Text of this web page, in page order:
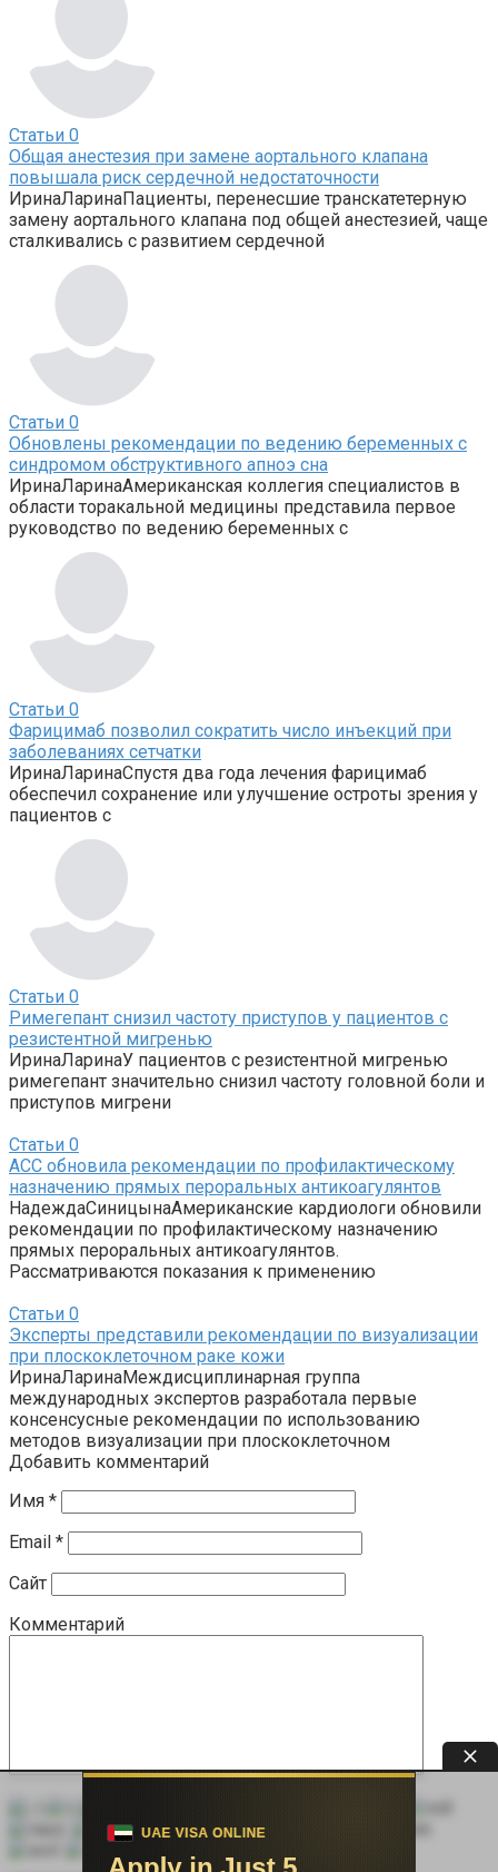
Статьи 0
Общая анестезия при замене аортального клапана
повышала риск сердечной недостаточности
ИринаЛаринаПациенты, перенесшие транскатетерную
замену аортального клапана под общей анестезией, чаще
сталкивались с развитием сердечной
Статьи 0
Обновлены рекомендации по ведению беременных с
синдромом обструктивного апноэ сна
ИринаЛаринаАмериканская коллегия специалистов в
области торакальной медицины представила первое
руководство по ведению беременных с
Статьи 0
Фарицимаб позволил сократить число инъекций при
заболеваниях сетчатки
ИринаЛаринаСпустя два года лечения фарицимаб
обеспечил сохранение или улучшение остроты зрения у
пациентов с
Статьи 0
Римегепант снизил частоту приступов у пациентов с
резистентной мигренью
ИринаЛаринаУ пациентов с резистентной мигренью
римегепант значительно снизил частоту головной боли и
приступов мигрени
Статьи 0
ACC обновила рекомендации по профилактическому
назначению прямых пероральных антикоагулянтов
НадеждаСиницынаАмериканские кардиологи обновили
рекомендации по профилактическому назначению
прямых пероральных антикоагулянтов.
Рассматриваются показания к применению
Статьи 0
Эксперты представили рекомендации по визуализации
при плоскоклеточном раке кожи
ИринаЛаринаМеждисциплинарная группа
международных экспертов разработала первые
консенсусные рекомендации по использованию
методов визуализации при плоскоклеточном
Добавить комментарий
Имя *
Email *
Сайт
Комментарий